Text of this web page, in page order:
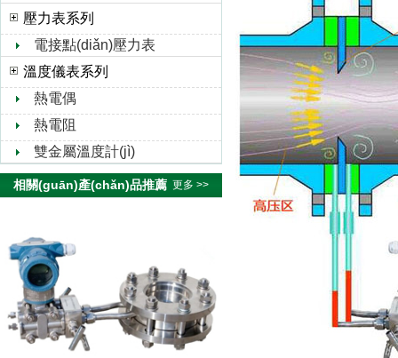
壓力表系列
電接點(diǎn)壓力表
溫度儀表系列
熱電偶
熱電阻
雙金屬溫度計(jì)
相關(guān)產(chǎn)品推薦 更多 >>